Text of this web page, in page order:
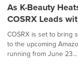
As K-Beauty
COSRX Leads
COSRX is set to bring
to the upcoming
running from June 23...